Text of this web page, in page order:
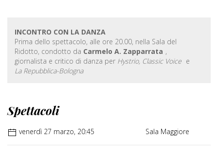
INCONTRO CON LA DANZA
Prima dello spettacolo, alle ore 20.00, nella Sala del
Ridotto, condotto da Carmelo A. Zapparrata ,
giornalista e critico di danza per Hystrio, Classic Voice e
La Repubblica-Bologna
Spettacoli
venerdì 27 marzo, 20:45 Sala Maggiore